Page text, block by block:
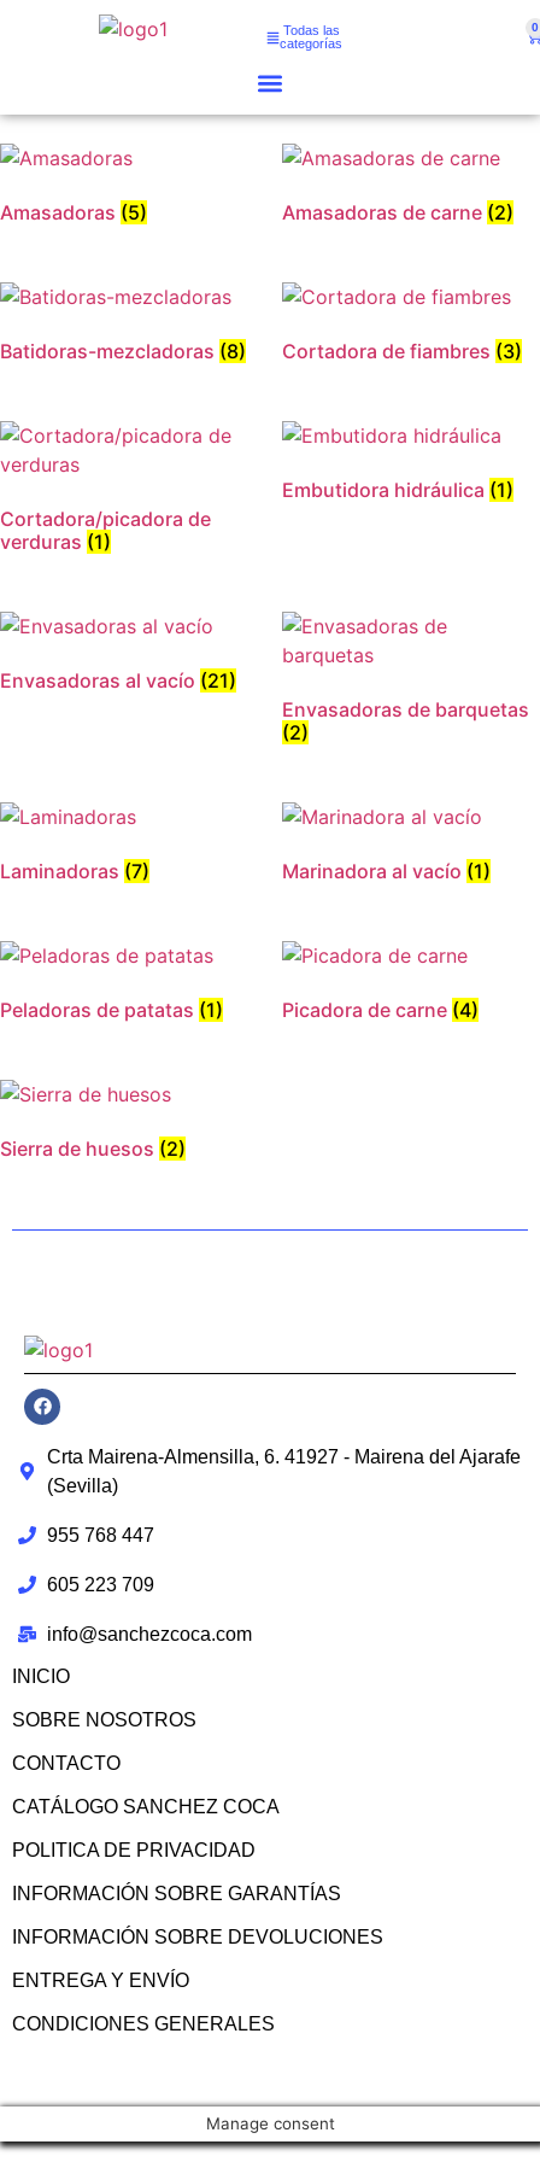
Todas las
categorías
0
Amasadoras (5) Amasadoras de carne (2)
Batidoras-mezcladoras (8) Cortadora de fiambres (3)
Cortadora/picadora de
verduras (1)
Embutidora hidráulica (1)
Envasadoras al vacío (21)
Envasadoras de barquetas
(2)
Laminadoras (7) Marinadora al vacío (1)
Peladoras de patatas (1) Picadora de carne (4)
Sierra de huesos (2)
Crta Mairena-Almensilla, 6. 41927 - Mairena del Ajarafe
(Sevilla)
955 768 447
605 223 709
info@sanchezcoca.com
INICIO
SOBRE NOSOTROS
CONTACTO
CATÁLOGO SANCHEZ COCA
POLITICA DE PRIVACIDAD
INFORMACIÓN SOBRE GARANTÍAS
INFORMACIÓN SOBRE DEVOLUCIONES
ENTREGA Y ENVÍO
CONDICIONES GENERALES
Manage consent